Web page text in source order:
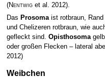
(Nentwiget al. 2012).
Das Prosomaist rotbraun, Rand
und Chelizeren rotbraun, wie
gefleckt sind. Opisthosoma
oder großen Flecken – lateral
2012)
Weibchen